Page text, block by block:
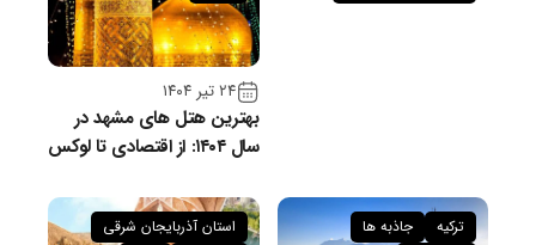
۲۴ تیر ۱۴۰۴
بهترین هتل های مشهد در
سال ۱۴۰۴: از اقتصادی تا لوکس
ترکیه
جاذبه ها
استان آذربایجان شرقی